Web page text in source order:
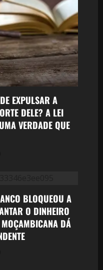
EXPULSAR A
DELE? A LEI
VERDADE QUE
BLOQUEOU A
O DINHEIRO
DÁ